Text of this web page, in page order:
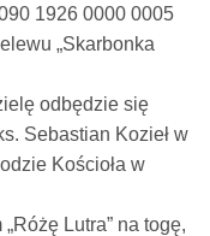
1926 0000 0005
„Skarbonka
odbędzie się
Sebastian Kozieł w
Kościoła w
Lutra” na togę,